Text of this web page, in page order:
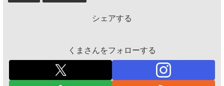
シェアする
くまさんをフォローする